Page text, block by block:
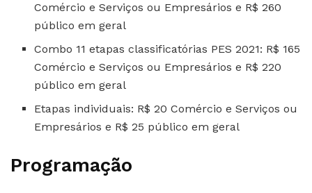
Comércio e Serviços ou Empresários e R$ 260
público em geral
Combo 11 etapas classificatórias PES 2021: R$ 165
Comércio e Serviços ou Empresários e R$ 220
público em geral
Etapas individuais: R$ 20 Comércio e Serviços ou
Empresários e R$ 25 público em geral
Programação